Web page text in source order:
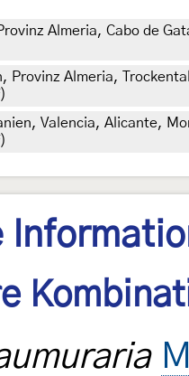
Almeria, Cabo de
Provinz Almeria,
Valencia, Alicante,